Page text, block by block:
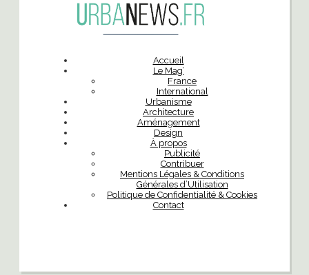
Accueil
Le Mag’
France
International
Urbanisme
Architecture
Aménagement
Design
À propos
Publicité
Contribuer
Mentions Légales & Conditions
Générales d’Utilisation
Politique de Confidentialité & Cookies
Contact